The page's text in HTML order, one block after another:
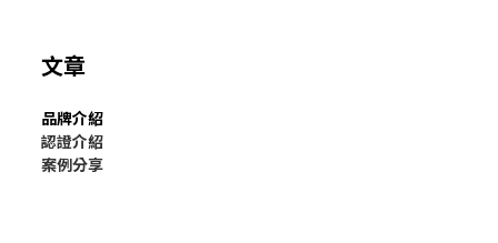
文章
品牌介紹
認證介紹
案例分享